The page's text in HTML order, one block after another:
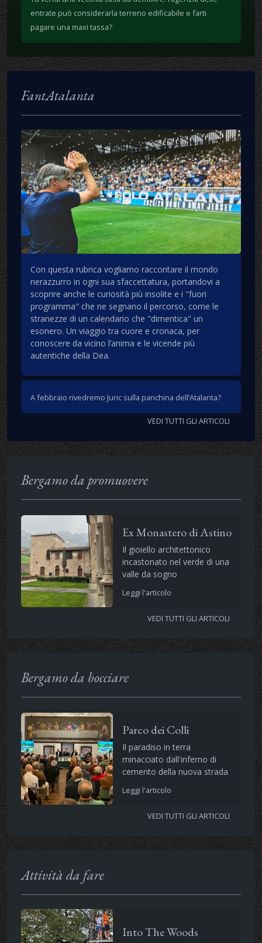
entrate può considerarla terreno edificabile e farti
pagare una maxi tassa?
FantAtalanta
Con questa rubrica vogliamo raccontare il mondo
nerazzurro in ogni sua sfaccettatura, portandovi a
scoprire anche le curiosità più insolite e i "fuori
programma" che ne segnano il percorso, come le
stranezze di un calendario che "dimentica" un
esonero. Un viaggio tra cuore e cronaca, per
conoscere da vicino l’anima e le vicende più
autentiche della Dea.
A febbraio rivedremo Juric sulla panchina dell’Atalanta?
VEDI TUTTI GLI ARTICOLI
Bergamo da promuovere
Ex Monastero di Astino
Il gioiello architettonico
incastonato nel verde di una
valle da sogno
Leggi l'articolo
VEDI TUTTI GLI ARTICOLI
Bergamo da bocciare
Parco dei Colli
Il paradiso in terra
minacciato dall'inferno di
cemento della nuova strada
Leggi l'articolo
VEDI TUTTI GLI ARTICOLI
Attività da fare
Into The Woods